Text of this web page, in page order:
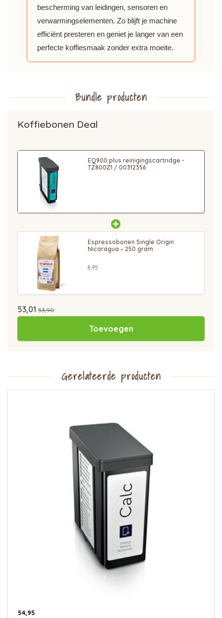
bescherming van leidingen, sensoren en
verwarmingselementen. Zo blijft je machine
efficiënt presteren en geniet je langer van een
perfecte koffiesmaak zonder extra moeite.
Bundle producten
Koffiebonen Deal
EQ900 plus reinigingscartridge -
TZ800Z1 / 00312356
Espressobonen Single Origin
Nicaragua – 250 gram
8,95
53,01 53,90
Toevoegen
Gerelateerde producten
54,95